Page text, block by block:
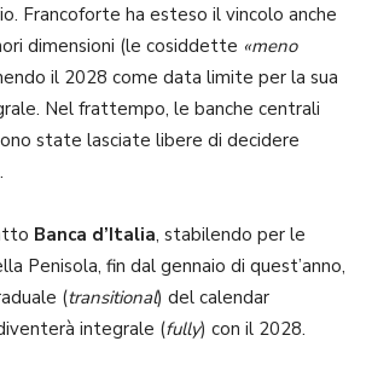
Francoforte ha esteso il vincolo anche
dimensioni (le cosiddette «meno
il 2028 come data limite per la sua
Nel frattempo, le banche centrali
state lasciate libere di decidere
Banca d’Italia, stabilendo per le
Penisola, fin dal gennaio di quest’anno,
(transitional) del calendar
integrale (fully) con il 2028.